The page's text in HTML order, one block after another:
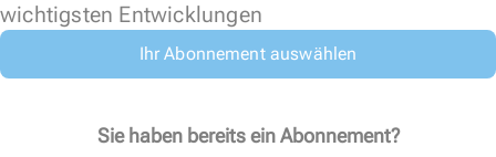
wichtigsten Entwicklungen
Ihr Abonnement auswählen
Sie haben bereits ein Abonnement?